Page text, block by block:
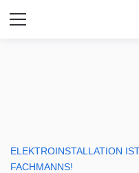
ELEKTROINSTALLATION
FACHMANNS!